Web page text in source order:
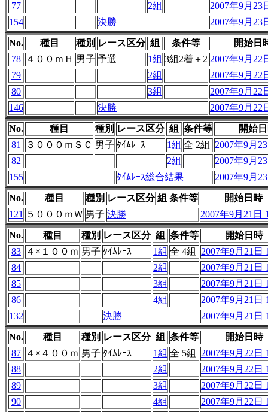
77
2組
2007年9月23
154
決勝 2007年9月23
No. 種目 種別 レース区分 組 条件等
開始日
78
４００ｍＨ 男子 予選 1組 3組2着＋2 2007年9月22
79
2組
2007年9月22
80
3組
2007年9月22
146
決勝 2007年9月22
No. 種目 種別 レース区分 組 条件等
開始
81
３０００ｍＳＣ 男子 ﾀｲﾑﾚｰｽ 1組 全 2組
2007年9月
82
2組
2007年9月
155
ﾀｲﾑﾚｰｽ総合結果 2007年9月
No. 種目 種別 レース区分 組 条件等
開始日時
121
５０００ｍＷ 男子 決勝 2007年9月21日
No. 種目 種別 レース区分 組 条件等
開始日時
83
４×１００ｍ 男子 ﾀｲﾑﾚｰｽ 1組 全 4組
2007年9月21日
84
2組
2007年9月21日
85
3組
2007年9月21日
86
4組
2007年9月21日
132
決勝 2007年9月21日
No. 種目 種別 レース区分 組 条件等
開始日時
87
４×４００ｍ 男子 ﾀｲﾑﾚｰｽ 1組 全 5組
2007年9月22日
88
2組
2007年9月22日
89
3組
2007年9月22日
90
4組
2007年9月22日